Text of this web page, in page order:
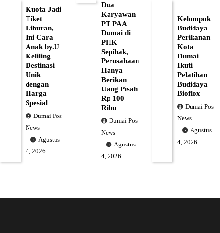
Kuota Jadi
Tiket
Liburan,
Ini Cara
Anak by.U
Keliling
Destinasi
Unik
dengan
Harga
Spesial
Dumai Pos
News
Agustus
4, 2026
Dua
Karyawan
PT PAA
Dumai di
PHK
Sepihak,
Perusahaan
Hanya
Berikan
Uang Pisah
Rp 100
Ribu
Dumai Pos
News
Agustus
4, 2026
Kelompok
Budidaya
Perikanan
Kota
Dumai
Ikuti
Pelatihan
Budidaya
Bioflox
Dumai Pos
News
Agustus
4, 2026